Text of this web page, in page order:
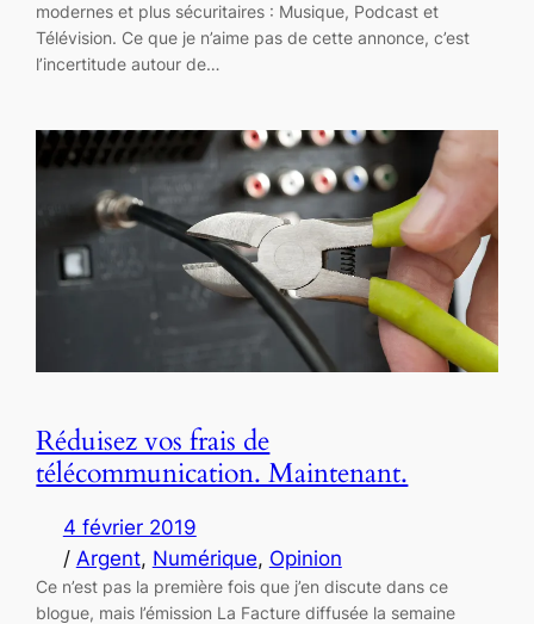
modernes et plus sécuritaires : Musique, Podcast et
Télévision. Ce que je n’aime pas de cette annonce, c’est
l’incertitude autour de…
Réduisez vos frais de
télécommunication. Maintenant.
4 février 2019
/ Argent, Numérique, Opinion
Ce n’est pas la première fois que j’en discute dans ce
blogue, mais l’émission La Facture diffusée la semaine